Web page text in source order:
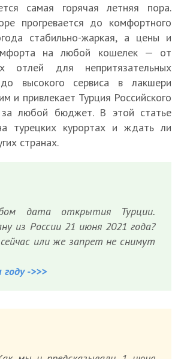
самая горячая летняя пора.
прогревается до комфортного
стабильно-жаркая, а цены и
на любой кошелек — от
отлей для непритязательных
высокого сервиса в лакшери
и привлекает Турция Российского
за любой бюджет. В этой статье
турецких курортах и ждать ли
странах.
дата открытия Турции.
из России 21 июня 2021 года?
или же запрет не снимут
->>>